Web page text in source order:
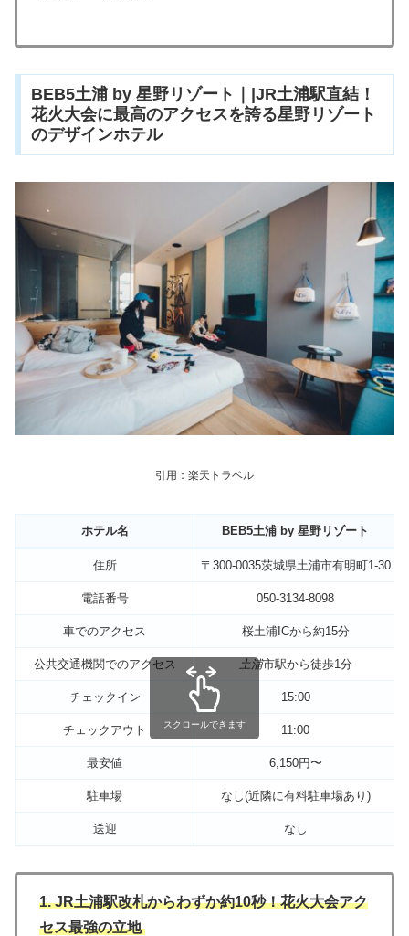
BEB5土浦 by 星野リゾート｜|JR土浦駅直結！
花火大会に最高のアクセスを誇る星野リゾート
のデザインホテル
引用：楽天トラベル
ホテル名 BEB5土浦 by 星野リゾート
住所 〒300-0035茨城県土浦市有明町1-30
電話番号 050-3134-8098
車でのアクセス 桜土浦ICから約15分
公共交通機関でのアクセス 土浦市駅から徒歩1分
チェックイン 15:00
チェックアウト 11:00
最安値 6,150円〜
駐車場 なし(近隣に有料駐車場あり)
送迎 なし
スクロールできます
1. JR土浦駅改札からわずか約10秒！花火大会アク
セス最強の立地